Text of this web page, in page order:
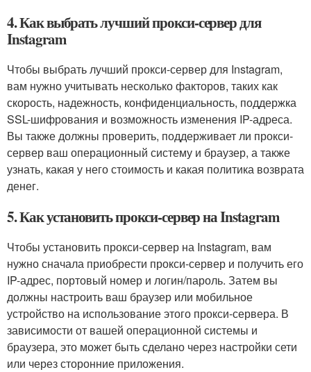
4. Как выбрать лучший прокси-сервер для
Instagram
Чтобы выбрать лучший прокси-сервер для Instagram,
вам нужно учитывать несколько факторов, таких как
скорость, надежность, конфиденциальность, поддержка
SSL-шифрования и возможность изменения IP-адреса.
Вы также должны проверить, поддерживает ли прокси-
сервер ваш операционный систему и браузер, а также
узнать, какая у него стоимость и какая политика возврата
денег.
5. Как установить прокси-сервер на Instagram
Чтобы установить прокси-сервер на Instagram, вам
нужно сначала приобрести прокси-сервер и получить его
IP-адрес, портовый номер и логин/пароль. Затем вы
должны настроить ваш браузер или мобильное
устройство на использование этого прокси-сервера. В
зависимости от вашей операционной системы и
браузера, это может быть сделано через настройки сети
или через сторонние приложения.